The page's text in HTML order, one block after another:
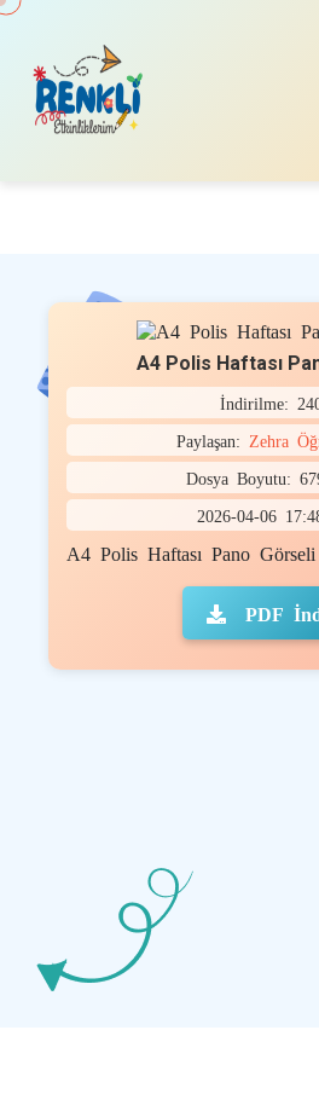
A4 Polis Haftası
İndirilme:
Paylaşan: Zehra
Dosya Boyutu:
2026-04-06
A4 Polis Haftası Pano Görseli
PDF